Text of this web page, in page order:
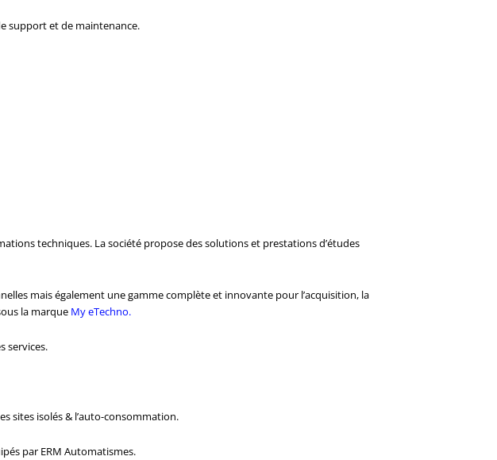
support et de maintenance.
techniques. La société propose des solutions et prestations d’études
mais également une gamme complète et innovante pour l’acquisition, la
la marque My eTechno.
services.
sites isolés & l’auto-consommation.
par ERM Automatismes.